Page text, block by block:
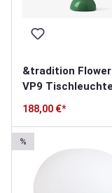
&tradition
VP9
Akkuleuchte
188,00 €*
%